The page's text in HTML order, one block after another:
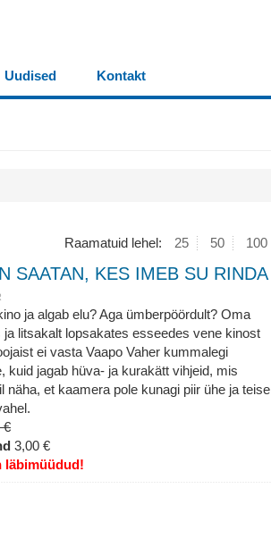
Uudised Kontakt
Raamatuid lehel: 25 50 100
SAATAN, KES IMEB SU RINDA
ja algab elu? Aga ümberpöördult? Oma
litsakalt lopsakates esseedes vene kinost
ei vasta Vaapo Vaher kummalegi
kuid jagab hüva- ja kurakätt vihjeid, mis
näha, et kaamera pole kunagi piir ühe ja teise
€
3,00 €
läbimüüdud!